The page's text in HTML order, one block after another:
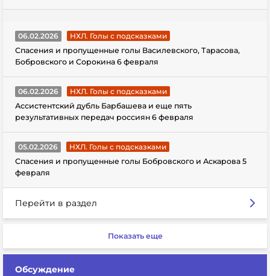
06.02.2026
НХЛ. Голы с подсказками
Спасения и пропущенные голы Василевского, Тарасова,
Бобровского и Сорокина 6 февраля
06.02.2026
НХЛ. Голы с подсказками
Ассистентский дубль Барбашева и еще пять
результативных передач россиян 6 февраля
05.02.2026
НХЛ. Голы с подсказками
Спасения и пропущенные голы Бобровского и Аскарова 5
февраля
Перейти в раздел
Показать еще
Обсуждение